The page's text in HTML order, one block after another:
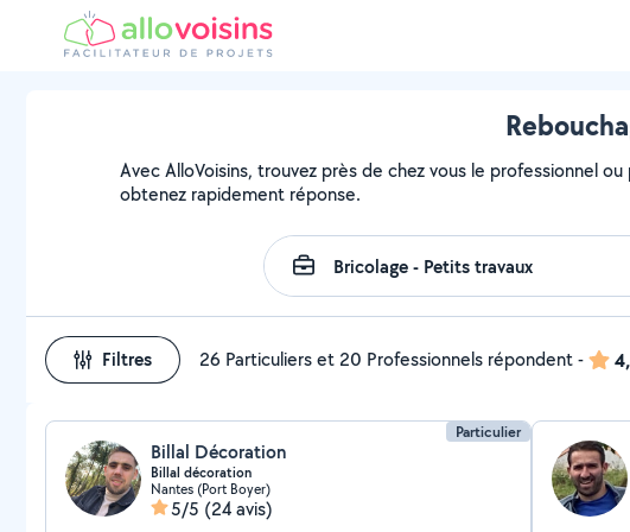
Avec AlloVoisins, trouvez près de chez vous le professionnel
obtenez rapidement réponse.
Filtres 26 Particuliers et 20 Professionnels répondent-
Particulier
Billal Décoration
Billal décoration
Nantes (Port Boyer)
5/5 (24 avis)